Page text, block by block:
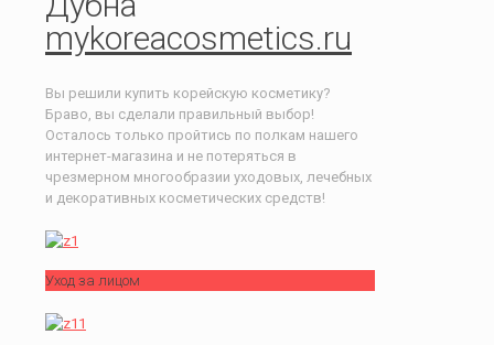
mykoreacosmetics.ru
Вы решили купить корейскую косметику?
Браво, вы сделали правильный выбор!
Осталось только пройтись по полкам нашего
интернет-магазина и не потеряться в
чрезмерном многообразии уходовых, лечебных
и декоративных косметических средств!
Уход за лицом